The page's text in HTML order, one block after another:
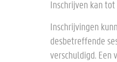
Inschrijven kan
Inschrijvingen
desbetreffende
verschuldigd. Een